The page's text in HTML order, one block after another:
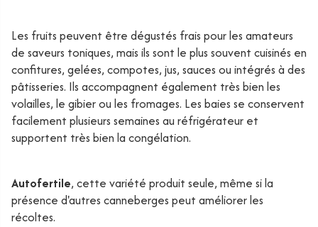
Les fruits peuvent être dégustés frais pour les amateurs
de saveurs toniques, mais ils sont le plus souvent cuisinés en
confitures, gelées, compotes, jus, sauces ou intégrés à des
pâtisseries. Ils accompagnent également très bien les
volailles, le gibier ou les fromages. Les baies se conservent
facilement plusieurs semaines au réfrigérateur et
supportent très bien la congélation.
Autofertile, cette variété produit seule, même si la
présence d'autres canneberges peut améliorer les
récoltes.